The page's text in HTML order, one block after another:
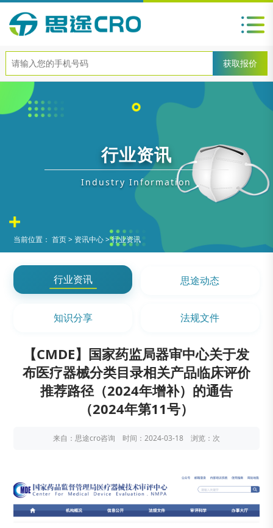
行业资讯
Industry Information
当前位置：首页> 资讯中心>行业资讯
行业资讯 思途动态
知识分享 法规文件
【CMDE】国家药监局器审中心关于发
布医疗器械分类目录相关产品临床评价
推荐路径（2024年增补）的通告
（2024年第11号）
来自：思途cro咨询 时间：2024-03-18 浏览： 次